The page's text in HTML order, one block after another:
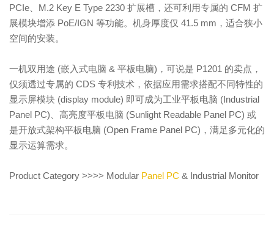
PCIe、M.2 Key E Type 2230 扩展槽，还可利用专属的 CFM 扩
展模块增添 PoE/IGN 等功能。机身厚度仅 41.5 mm，适合狭小
空间的安装。
一机双用途 (嵌入式电脑 & 平板电脑)，可说是 P1201 的卖点，
仅须透过专属的 CDS 专利技术，依据应用需求搭配不同特性的
显示屏模块 (display module) 即可成为工业平板电脑 (Industrial
Panel PC)、高亮度平板电脑 (Sunlight Readable Panel PC) 或
是开放式架构平板电脑 (Open Frame Panel PC)，满足多元化的
显示运算需求。
Product Category >>>> Modular Panel PC & Industrial Monitor